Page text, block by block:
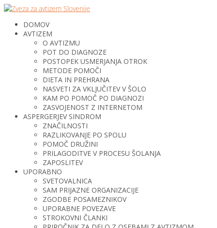
DOMOV
AVTIZEM
O AVTIZMU
POT DO DIAGNOZE
POSTOPEK USMERJANJA OTROK
METODE POMOČI
DIETA IN PREHRANA
NASVETI ZA VKLJUČITEV V ŠOLO
KAM PO POMOČ PO DIAGNOZI
ZASVOJENOST Z INTERNETOM
ASPERGERJEV SINDROM
ZNAČILNOSTI
RAZLIKOVANJE PO SPOLU
POMOČ DRUŽINI
PRILAGODITVE V PROCESU ŠOLANJA
ZAPOSLITEV
UPORABNO
SVETOVALNICA
SAM PRIJAZNE ORGANIZACIJE
ZGODBE POSAMEZNIKOV
UPORABNE POVEZAVE
STROKOVNI ČLANKI